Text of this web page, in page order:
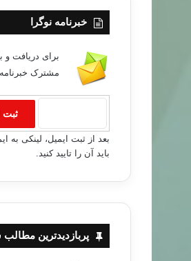
خبرنامه نوگرا
برای دریافت
مشترک
بعد از ثبت ایمیل، لینکی به
باید آن را تایید کنید.
پربازدیدترین